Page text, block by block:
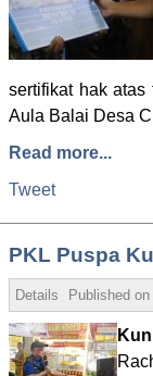
sertifikat hak atas
Aula Balai Desa
Read more...
Tweet
PKL Puspa
Details Published on